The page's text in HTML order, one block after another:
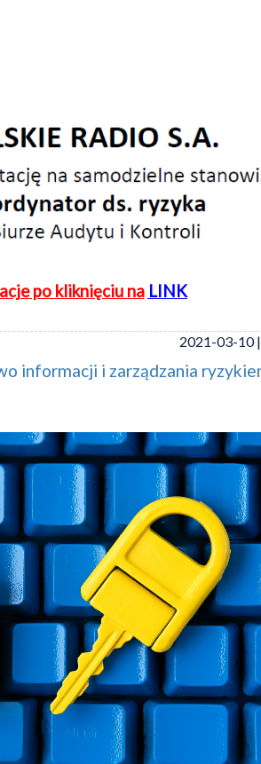
po kliknięciu na LINK
2021-03-10 |
informacji i zarządzania